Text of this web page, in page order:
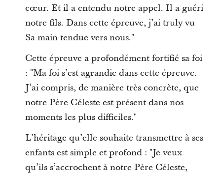
cœur. Et il a entendu notre appel. Il a guéri
notre fils. Dans cette épreuve, j’ai truly vu
Sa main tendue vers nous."
Cette épreuve a profondément fortifié sa foi
: "Ma foi s’est agrandie dans cette épreuve.
J’ai compris, de manière très concrète, que
notre Père Céleste est présent dans nos
moments les plus difficiles."
L’héritage qu’elle souhaite transmettre à ses
enfants est simple et profond : "Je veux
qu’ils s’accrochent à notre Père Céleste,